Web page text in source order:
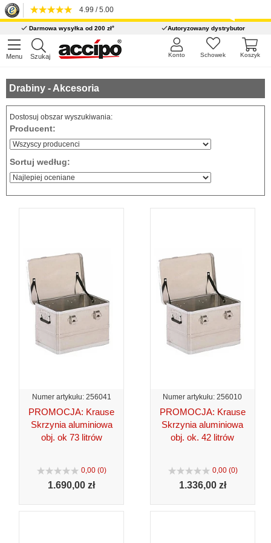
4.99 / 5.00
Darmowa wysyłka od 200 zł* Autoryzowany dystrybutor
Menu Szukaj Koszyk
Schowek
Konto
Drabiny - Akcesoria
Dostosuj obszar wyszukiwania:
Producent:
Sortuj według:
Numer artykułu: 256041
PROMOCJA: Krause
Skrzynia aluminiowa
obj. ok 73 litrów
0,00 (0)
1.690,00 zł
Numer artykułu: 256010
PROMOCJA: Krause
Skrzynia aluminiowa
obj. ok. 42 litrów
0,00 (0)
1.336,00 zł